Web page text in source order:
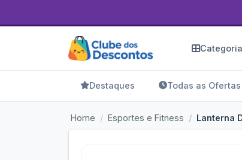
Destaques Todas as Ofertas
Home Esportes e Fitness Lanterna